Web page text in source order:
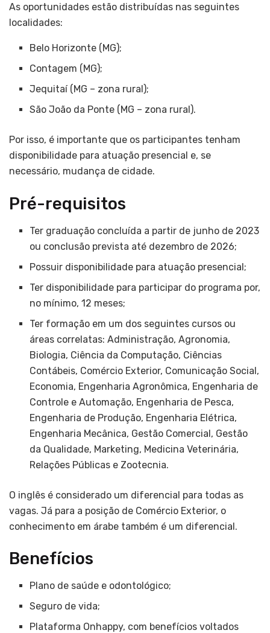
As oportunidades estão distribuídas nas seguintes
localidades:
Belo Horizonte (MG);
Contagem (MG);
Jequitaí (MG – zona rural);
São João da Ponte (MG – zona rural).
Por isso, é importante que os participantes tenham
disponibilidade para atuação presencial e, se
necessário, mudança de cidade.
Pré-requisitos
Ter graduação concluída a partir de junho de 2023
ou conclusão prevista até dezembro de 2026;
Possuir disponibilidade para atuação presencial;
Ter disponibilidade para participar do programa por,
no mínimo, 12 meses;
Ter formação em um dos seguintes cursos ou
áreas correlatas: Administração, Agronomia,
Biologia, Ciência da Computação, Ciências
Contábeis, Comércio Exterior, Comunicação Social,
Economia, Engenharia Agronômica, Engenharia de
Controle e Automação, Engenharia de Pesca,
Engenharia de Produção, Engenharia Elétrica,
Engenharia Mecânica, Gestão Comercial, Gestão
da Qualidade, Marketing, Medicina Veterinária,
Relações Públicas e Zootecnia.
O inglês é considerado um diferencial para todas as
vagas. Já para a posição de Comércio Exterior, o
conhecimento em árabe também é um diferencial.
Benefícios
Plano de saúde e odontológico;
Seguro de vida;
Plataforma Onhappy, com benefícios voltados